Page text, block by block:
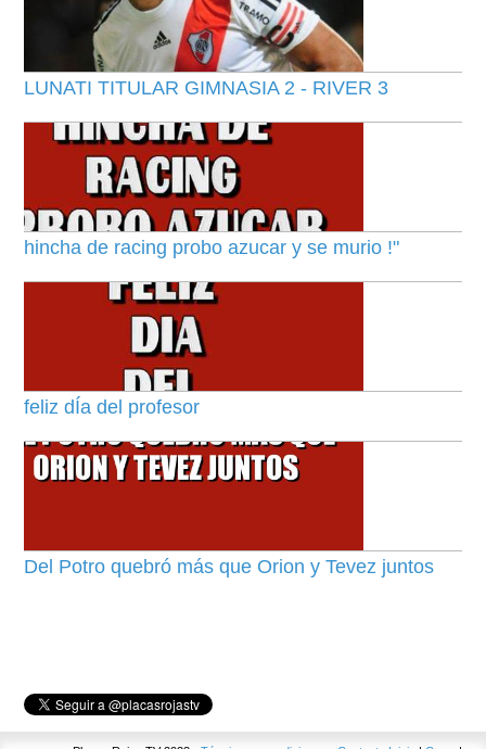
LUNATI TITULAR GIMNASIA 2 - RIVER 3
hincha de racing probo azucar y se murio !"
feliz dÍa del profesor
Del Potro quebró más que Orion y Tevez juntos